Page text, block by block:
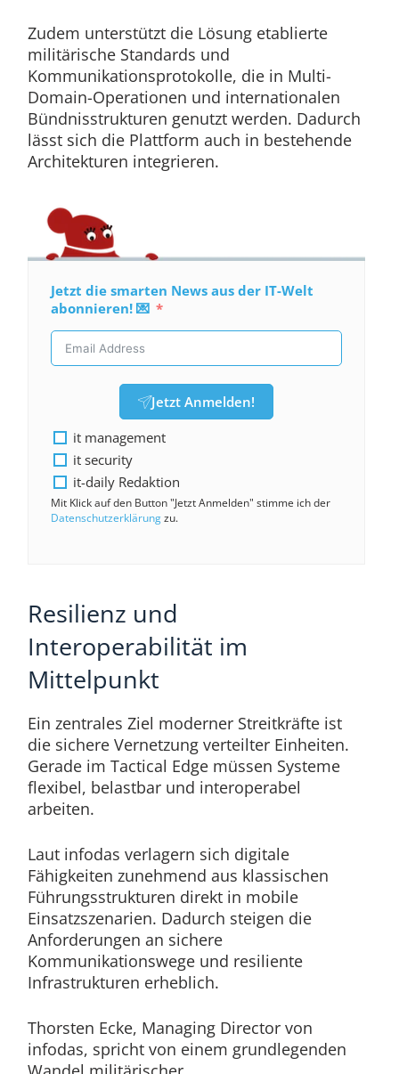
Zudem unterstützt die Lösung etablierte
militärische Standards und
Kommunikationsprotokolle, die in Multi-
Domain-Operationen und internationalen
Bündnisstrukturen genutzt werden. Dadurch
lässt sich die Plattform auch in bestehende
Architekturen integrieren.
Jetzt die smarten News aus der IT-Welt
abonnieren! 💌
Jetzt Anmelden!
it management
it security
it-daily Redaktion
Mit Klick auf den Button "Jetzt Anmelden" stimme ich der
Datenschutzerklärungzu.
Resilienz und
Interoperabilität im
Mittelpunkt
Ein zentrales Ziel moderner Streitkräfte ist
die sichere Vernetzung verteilter Einheiten.
Gerade im Tactical Edge müssen Systeme
flexibel, belastbar und interoperabel
arbeiten.
Laut infodas verlagern sich digitale
Fähigkeiten zunehmend aus klassischen
Führungsstrukturen direkt in mobile
Einsatzszenarien. Dadurch steigen die
Anforderungen an sichere
Kommunikationswege und resiliente
Infrastrukturen erheblich.
Thorsten Ecke, Managing Director von
infodas, spricht von einem grundlegenden